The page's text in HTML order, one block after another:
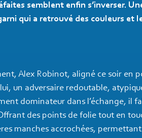
semblent enfin s’inverser.
qui a retrouvé des couleurs et
Alex Robinot, aligné ce soir en
un adversaire redoutable,
dominateur dans l’échange, il
des points de folie tout en
manches accrochées,